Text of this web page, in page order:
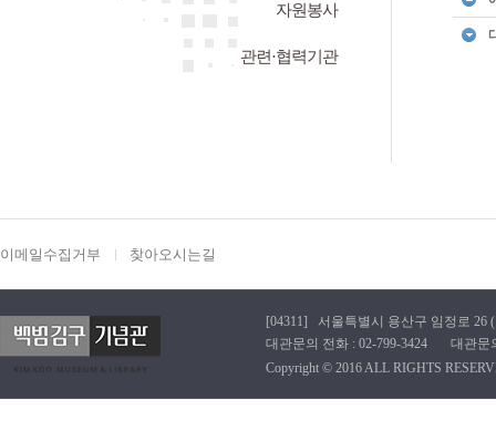
자원봉사
관련·협력기관
이메일수집거부 찾아오시는길
[04311] 서울특별시 용산구 임정로
대관문의 전화 : 02-799-3424 대관문
Copyright © 2016 ALL RIGHTS